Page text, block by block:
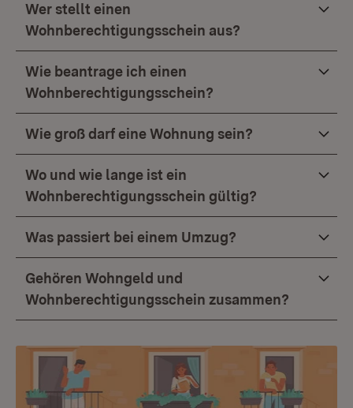
Wer stellt einen
Wohnberechtigungsschein aus?
Wie beantrage ich einen
Wohnberechtigungsschein?
Wie groß darf eine Wohnung sein?
Wo und wie lange ist ein
Wohnberechtigungsschein gültig?
Was passiert bei einem Umzug?
Gehören Wohngeld und
Wohnberechtigungsschein zusammen?